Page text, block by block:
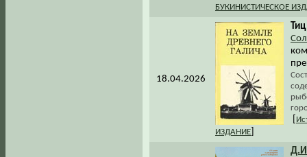
БУКИНИСТИЧЕСКОЕ
18.04.2026
ИЗДАНИЕ